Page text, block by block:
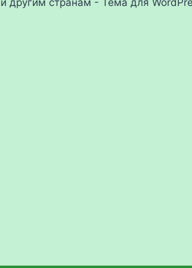
другим странам - Тема для